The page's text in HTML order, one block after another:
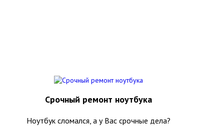
Срочный ремонт ноутбука
Ноутбук сломался, а у Вас срочные дела?